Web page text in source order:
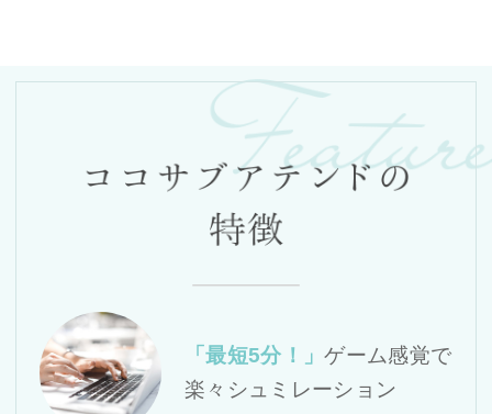
「最短5分！」ゲーム感覚で
楽々シュミレーション